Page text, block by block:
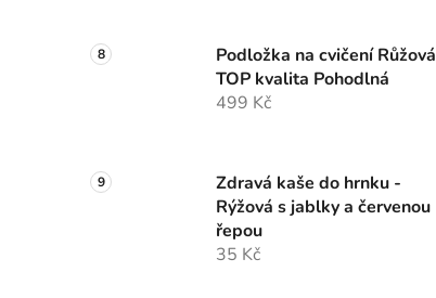
Podložka na cvičení Růžová
TOP kvalita Pohodlná
499 Kč
Zdravá kaše do hrnku -
Rýžová s jablky a červenou
řepou
35 Kč